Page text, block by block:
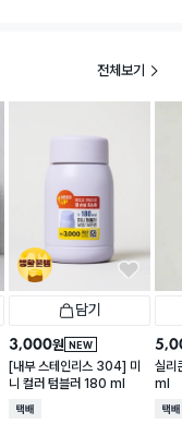
전체보기
담기
NEW
3,000원
[내부 스테인리스 304] 미
니 컬러 텀블러 180 ml
택배배송
실리
ml
택배